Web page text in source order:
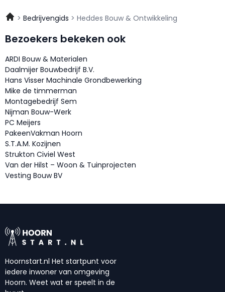
Bedrijvengids Heddes Bouw & Ontwikkeling
Bezoekers bekeken ook
ARDI Bouw & Materialen
Daalmijer Bouwbedrijf B.V.
Hans Visser Machinale Grondbewerking
Mike de timmerman
Montagebedrijf Sem
Nijman Bouw-Werk
PC Meijers
PakeenVakman Hoorn
S.T.A.M. Kozijnen
Strukton Civiel West
Van der Hilst – Woon & Tuinprojecten
Vesting Bouw BV
Hoornstart.nl Het startpunt voor
iedere inwoner van omgeving
Hoorn. Weet wat er speelt in de